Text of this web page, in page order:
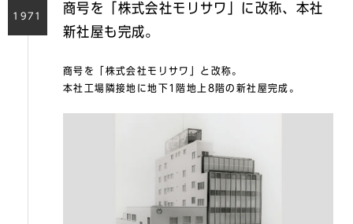
1971
商号を「株式会社モリサワ」に改称、本社
新社屋も完成。
商号を「株式会社モリサワ」と改称。
本社工場隣接地に地下1階地上8階の新社屋完成。